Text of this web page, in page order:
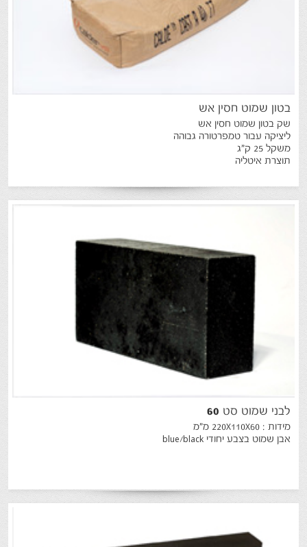
בטון שמוט חסין אש
שק בטון שמוט חסין אש
ליציקה עבור טמפרטורה גבוהה
משקל 25 ק"ג
תוצרת איטליה
לבני שמוט סט
מידות : 220X110X60 מ"מ
אבן שמוט בצבע יחודי blue/black